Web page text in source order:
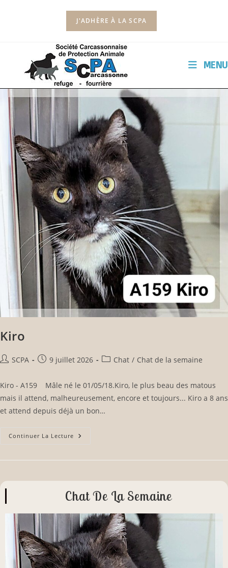
J'ADHÈRE À LA SCPA
MENU
Kiro
SCPA 9 juillet 2026 Chat / Chat de la semaine
Kiro - A159 Mâle né le 01/05/18.Kiro, le plus beau des matous
mais il attend, malheureusement, encore et toujours... Kiro a 8 ans
et attend depuis déjà un bon…
Continuer La Lecture
Chat De La Semaine